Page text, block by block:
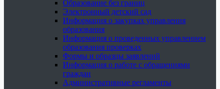
Образование без границ
Электронный детский сад
Информация о закупках управления
образования
Информация о проведенных управлением
образования проверках
Формы и образцы заявлений
Информация о работе с обращениями
граждан
Административные регламенты